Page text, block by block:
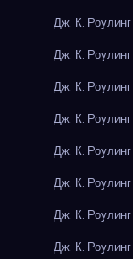
Дж. К.
Дж. К.
Дж. К.
Дж. К.
Дж. К.
Дж. К.
Дж. К.
Дж. К.